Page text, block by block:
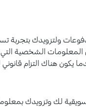
ولتزويدك بتجربة
الشخصية التي
يكون هناك التزام
لك وتزويدك